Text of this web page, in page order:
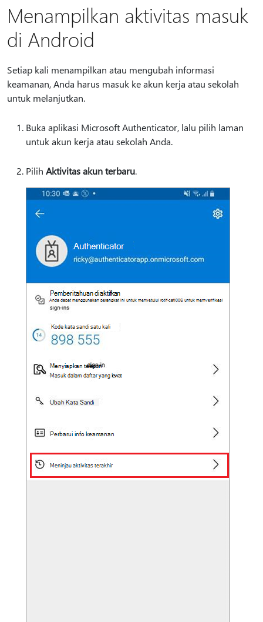
Menampilkan aktivitas masuk
di Android
Setiap kali menampilkan atau mengubah informasi
keamanan, Anda harus masuk ke akun kerja atau sekolah
untuk melanjutkan.
Buka aplikasi Microsoft Authenticator, lalu pilih laman
untuk akun kerja atau sekolah Anda.
Pilih Aktivitas akun terbaru.